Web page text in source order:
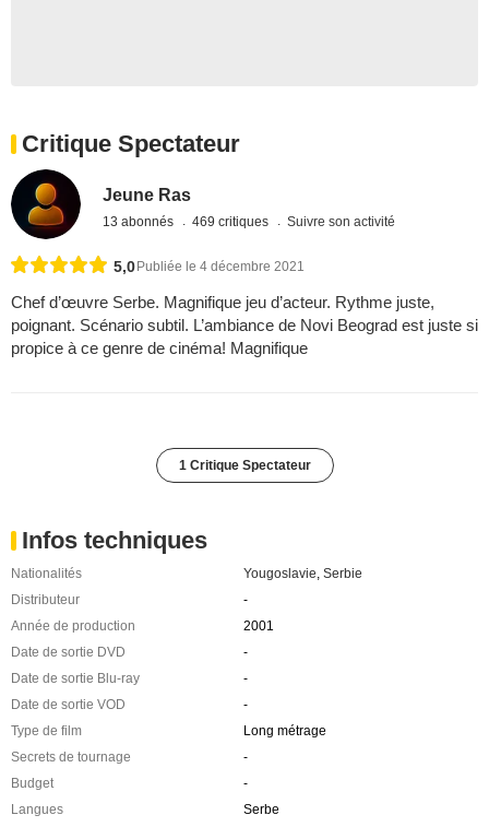
Critique Spectateur
Jeune Ras
13 abonnés 469 critiques Suivre son activité
5,0 Publiée le 4 décembre 2021
Chef d’œuvre Serbe. Magnifique jeu d’acteur. Rythme juste,
poignant. Scénario subtil. L’ambiance de Novi Beograd est juste si
propice à ce genre de cinéma! Magnifique
1 Critique Spectateur
Infos techniques
Nationalités Yougoslavie, Serbie
Distributeur
-
Année de production
2001
Date de sortie DVD
-
Date de sortie Blu-ray
-
Date de sortie VOD
-
Type de film
Long métrage
Secrets de tournage
-
Budget
-
Langues
Serbe